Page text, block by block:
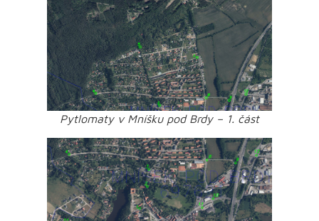
Pytlomaty v Mníšku pod Brdy – 1. část